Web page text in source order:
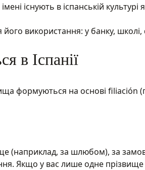
існують в іспанській культурі
використання: у банку,
в Іспанії
формуються на основі filiación
(наприклад, за шлюбом), за
Якщо у вас лише одне